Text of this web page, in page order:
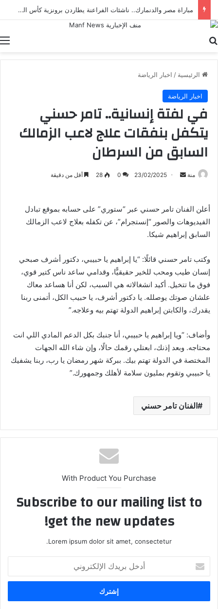
مباراة مصر والدنمارك.. ناشئات الفراعنة يطاردن برونزية كأس العالم لكرة اليد
الرئيسية / اخبار الرياضة
اخبار الرياضة
في لفتة إنسانية.. تامر حسني
يتكفل بنفقات علاج لاعب الزمالك
السابق من السرطان
منة
أرسل 23/02/2025
0
28 أقل من دقيقة
أعلن الفنان تامر حسني عبر “ستوري” على حسابه بموقع تبادل
الفيديوهات والصور “إنستجرام”، عن تكفله بعلاج لاعب الزمالك
السابق إبراهيم شيكا.
وكتب تامر حسني قائلًا: “يا إبراهيم يا حبيبي، دكتور أشرف صبحي
إنسان طيب ومحب للخير حقيقيًّا، وقدامي ساعد ناس كتير قوي،
فوق ما تتخيل. أكيد انشغالاته هي السبب، لكن أنا هساعد معاك
علشان صوتك يوصلله. يا دكتور أشرف، يا حبيب الكل، أتمنى ربنا
يقدرك، والكابتن إبراهيم الدولة تهتم بيه وعلاجه.”
وأضاف: “ويا إبراهيم يا حبيبي، أنا جنبك بكل الدعم المادي اللي انت
محتاجه. وبعد إذنك، ابعتلي رقمك حالًا، وإن شاء الله الجهات
المختصة في الدولة تهتم بيك. ببركة شهر رمضان يا رب، ربنا يشفيك
يا حبيبي وتقوم بمليون سلامة لأهلك وجمهورك.”
الفنان تامر حسني
With Product You Purchase
Subscribe to our mailing list to
get the new updates!
Lorem ipsum dolor sit amet, consectetur.
بريدك
الإلكتروني